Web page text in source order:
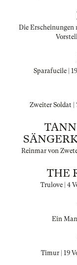
Die Erscheinungen
Sparafucile |
Zweiter Soldat |
Reinmar von
THE
Trulove | 4
Ein
Timur | 19